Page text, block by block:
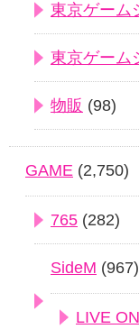
東京ゲーム
東京ゲーム
物販 (98)
GAME (2,750)
765 (282)
SideM (967)
LIVE